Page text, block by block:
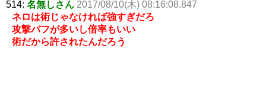
514: 名無しさん 2017/08/10(木) 08:16:08.847
ネロは術じゃなければ強すぎだろ
攻撃バフが多いし倍率もいい
術だから許されたんだろう